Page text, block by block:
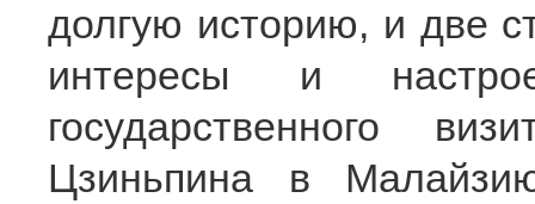
долгую историю, и две
интересы и
государственного
Цзиньпина в